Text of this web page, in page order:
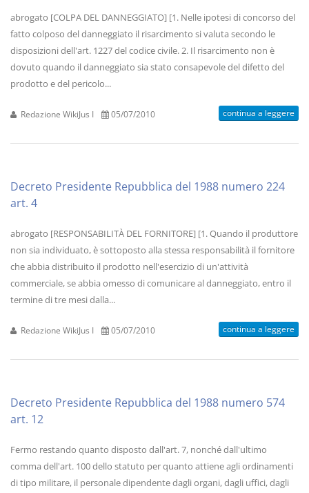
abrogato [COLPA DEL DANNEGGIATO] [1. Nelle ipotesi di concorso del
fatto colposo del danneggiato il risarcimento si valuta secondo le
disposizioni dell'art. 1227 del codice civile. 2. Il risarcimento non è
dovuto quando il danneggiato sia stato consapevole del difetto del
prodotto e del pericolo...
Redazione WikiJus I 05/07/2010 continua a leggere
Decreto Presidente Repubblica del 1988 numero 224
art. 4
abrogato [RESPONSABILITÀ DEL FORNITORE] [1. Quando il produttore
non sia individuato, è sottoposto alla stessa responsabilità il fornitore
che abbia distribuito il prodotto nell'esercizio di un'attività
commerciale, se abbia omesso di comunicare al danneggiato, entro il
termine di tre mesi dalla...
Redazione WikiJus I 05/07/2010 continua a leggere
Decreto Presidente Repubblica del 1988 numero 574
art. 12
Fermo restando quanto disposto dall'art. 7, nonché dall'ultimo
comma dell'art. 100 dello statuto per quanto attiene agli ordinamenti
di tipo militare, il personale dipendente dagli organi, dagli uffici, dagli